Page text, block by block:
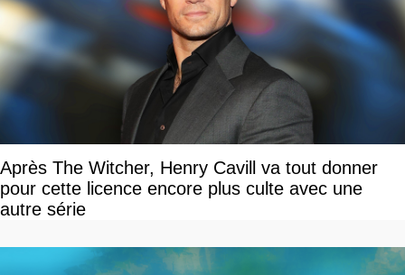
Après The Witcher, Henry Cavill va tout donner
pour cette licence encore plus culte avec une
autre série